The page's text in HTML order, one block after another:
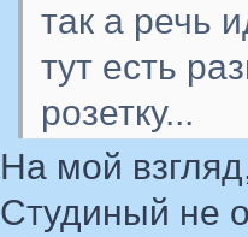
так а речь
тут есть
розетку...
На мой
Студиный не